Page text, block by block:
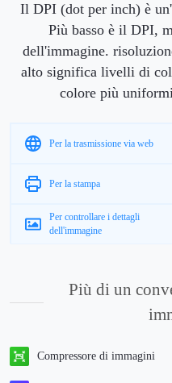
Il DPI (dot per inch) è
Più basso è il DPI,
dell'immagine.
alto significa livelli di
colore più
Per la trasmissione via web
Per la stampa
Per controllare i dettagli
dell'immagine
Più di un
Compressore di immagini